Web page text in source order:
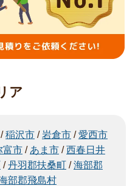
ア
/稲沢市 /岩倉市 /愛西市
富市 / あま市 /西春日井
/丹羽郡扶桑町 /海部郡
部郡飛島村